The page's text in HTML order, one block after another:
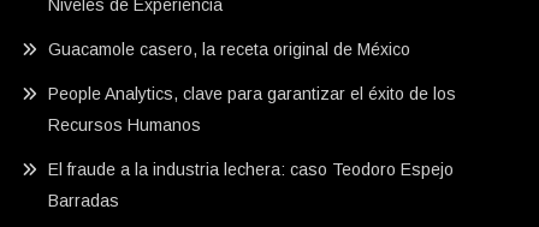
Niveles de Experiencia
Guacamole casero, la receta original de México
People Analytics, clave para garantizar el éxito de los
Recursos Humanos
El fraude a la industria lechera: caso Teodoro Espejo
Barradas